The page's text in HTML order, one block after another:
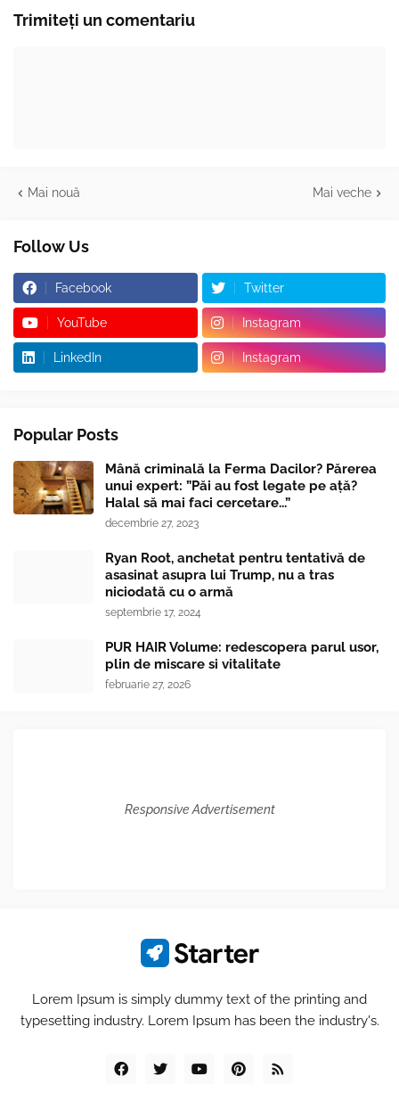
Trimiteți un comentariu
Mai nouă Mai veche
Follow Us
Facebook Twitter
YouTube Instagram
LinkedIn Instagram
Popular Posts
Mână criminală la Ferma Dacilor? Părerea
unui expert: ”Păi au fost legate pe ață?
Halal să mai faci cercetare...”
decembrie 27, 2023
Ryan Root, anchetat pentru tentativă de
asasinat asupra lui Trump, nu a tras
niciodată cu o armă
septembrie 17, 2024
PUR HAIR Volume: redescopera parul usor,
plin de miscare si vitalitate
februarie 27, 2026
Responsive Advertisement
Lorem Ipsum is simply dummy text of the printing and
typesetting industry. Lorem Ipsum has been the industry's.